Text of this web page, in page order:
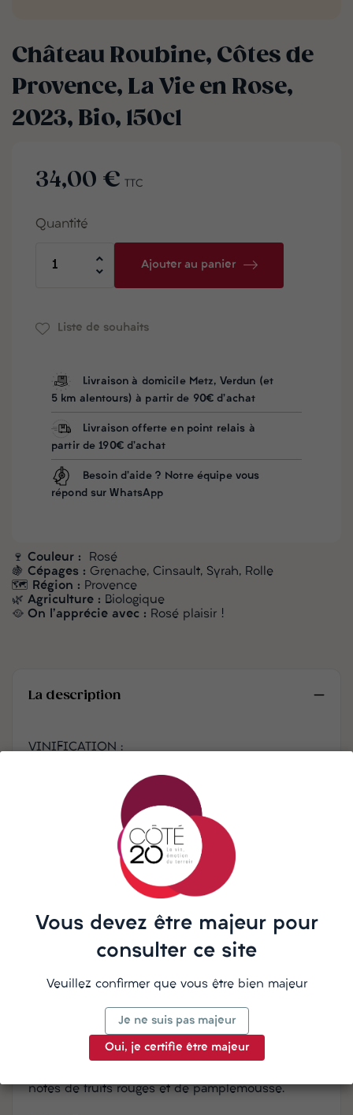
Château Roubine, Côtes de
Provence, La Vie en Rose,
2023, Bio, 150cl
34,00 € TTC
Quantité
Ajouter au panier
Liste de souhaits
Livraison à domicile Metz, Verdun (et
5 km alentours) à partir de 90€ d'achat
Livraison offerte en point relais à
partir de 190€ d'achat
Besoin d'aide ? Notre équipe vous
répond sur WhatsApp
🍷 Couleur : Rosé
🍇 Cépages : Grenache, Cinsault, Syrah, Rolle
🗺️
Région : Provence
🌿 Agriculture : Biologique
🥘 On l'apprécie avec : Rosé plaisir !
La description
VINIFICATION :
Ce vin provient d’une sélection de parcelles
cultivées en agriculture biologique en Côtes de
Grâce aux vendanges de nuit, cette cuvée
bénéficie d’une très courte macération pelliculaire
à basse température de quelques heures afin de
révéler tous les arômes et la finesse de ce vin
notes de fruits rouges et de pamplemousse.
Vous devez être majeur pour
consulter ce site
Veuillez confirmer que vous être bien majeur
Je ne suis pas majeur
Oui, je certifie être majeur